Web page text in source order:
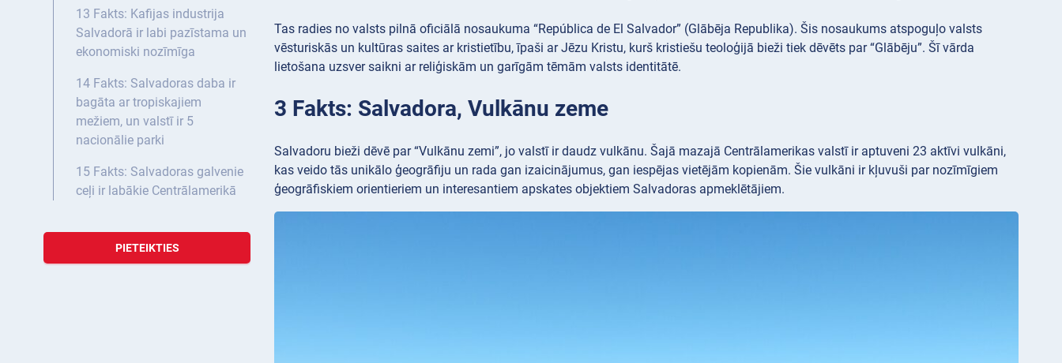
13 Fakts: Kafijas industrija
Salvadorā ir labi pazīstama un
ekonomiski nozīmīga
14 Fakts: Salvadoras daba ir
bagāta ar tropiskajiem
mežiem, un valstī ir 5
nacionālie parki
15 Fakts: Salvadoras galvenie
ceļi ir labākie Centrālamerikā
PIETEIKTIES
Tas radies no valsts pilnā oficiālā nosaukuma “República de El Salvador” (Glābēja Republika). Šis nosaukums atspoguļo valsts
vēsturiskās un kultūras saites ar kristietību, īpaši ar Jēzu Kristu, kurš kristiešu teoloģijā bieži tiek dēvēts par “Glābēju”. Šī vārda
lietošana uzsver saikni ar reliģiskām un garīgām tēmām valsts identitātē.
3 Fakts: Salvadora, Vulkānu zeme
Salvadoru bieži dēvē par “Vulkānu zemi”, jo valstī ir daudz vulkānu. Šajā mazajā Centrālamerikas valstī ir aptuveni 23 aktīvi vulkāni,
kas veido tās unikālo ģeogrāfiju un rada gan izaicinājumus, gan iespējas vietējām kopienām. Šie vulkāni ir kļuvuši par nozīmīgiem
ģeogrāfiskiem orientieriem un interesantiem apskates objektiem Salvadoras apmeklētājiem.